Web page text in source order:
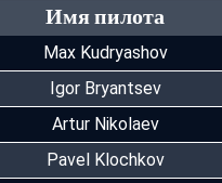
Имя пилота
Max Kudryashov
Igor Bryantsev
Artur Nikolaev
Pavel Klochkov